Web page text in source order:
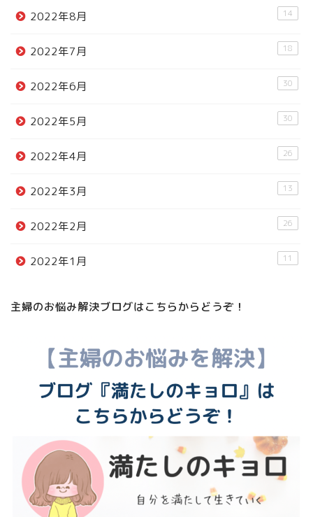
2022年8月 14
2022年7月 18
2022年6月 30
2022年5月 30
2022年4月 26
2022年3月 13
2022年2月 26
2022年1月 11
主婦のお悩み解決ブログはこちらからどうぞ！